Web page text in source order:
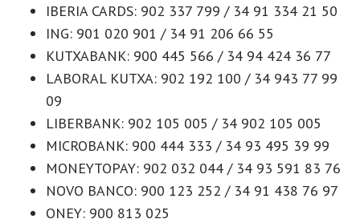
IBERIA CARDS: 902 337 799 / 34 91 334 21 50
ING: 901 020 901 / 34 91 206 66 55
KUTXABANK: 900 445 566 / 34 94 424 36 77
LABORAL KUTXA: 902 192 100 / 34 943 77 99
09
LIBERBANK: 902 105 005 / 34 902 105 005
MICROBANK: 900 444 333 / 34 93 495 39 99
MONEYTOPAY: 902 032 044 / 34 93 591 83 76
NOVO BANCO: 900 123 252 / 34 91 438 76 97
ONEY: 900 813 025